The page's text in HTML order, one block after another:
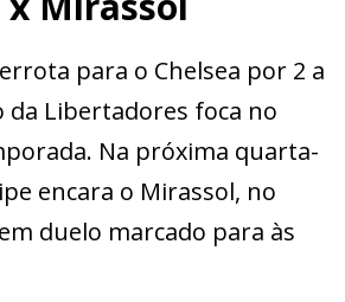
para o Chelsea por 2 a
da Libertadores foca no
Na próxima quarta-
encara o Mirassol, no
duelo marcado para às